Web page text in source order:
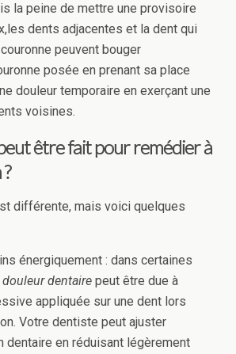
la peine de mettre une provisoire
dents adjacentes et la dent qui
peuvent bouger
posée en prenant sa place
douleur temporaire en exerçant une
voisines.
être fait pour remédier à
différente, mais voici quelques
énergiquement : dans certaines
douleur dentaire peut être due à
appliquée sur une dent lors
Votre dentiste peut ajuster
dentaire en réduisant légèrement